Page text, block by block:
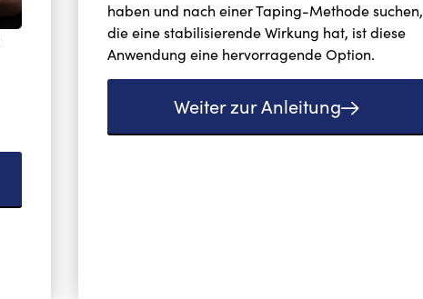
haben und nach einer Taping-Methode suchen,
die eine stabilisierende Wirkung hat, ist diese
Anwendung eine hervorragende Option.
Weiter zur Anleitung